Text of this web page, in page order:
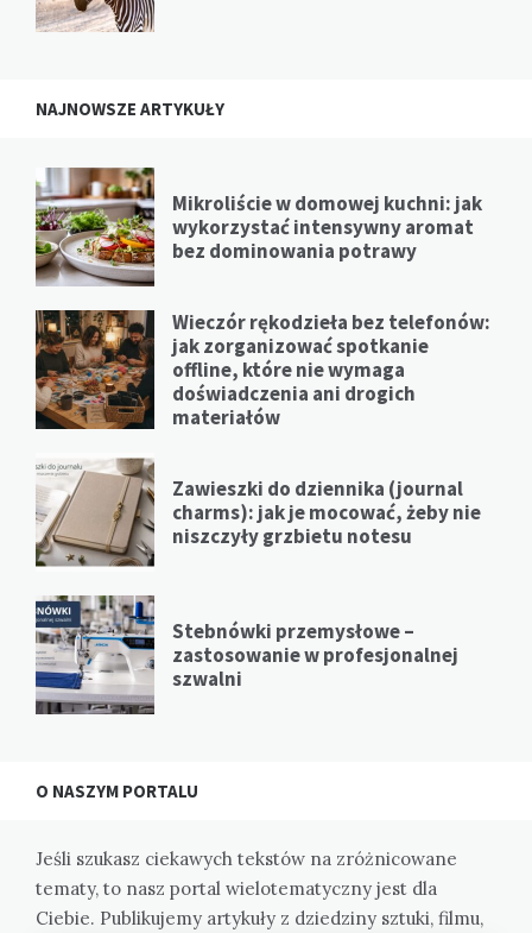
NAJNOWSZE ARTYKUŁY
Mikroliście w domowej kuchni: jak
wykorzystać intensywny aromat
bez dominowania potrawy
Wieczór rękodzieła bez telefonów:
jak zorganizować spotkanie
offline, które nie wymaga
doświadczenia ani drogich
materiałów
Zawieszki do dziennika (journal
charms): jak je mocować, żeby nie
niszczyły grzbietu notesu
Stebnówki przemysłowe –
zastosowanie w profesjonalnej
szwalni
O NASZYM PORTALU
Jeśli szukasz ciekawych tekstów na zróżnicowane
tematy, to nasz portal wielotematyczny jest dla
Ciebie. Publikujemy artykuły z dziedziny sztuki, filmu,